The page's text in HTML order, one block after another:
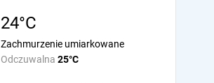
24°C
Odczuwalna 25°C
Zachmurzenie umiarkowane